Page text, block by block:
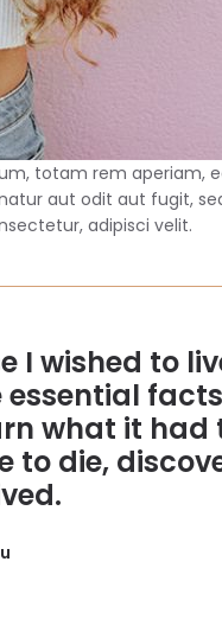
totam rem aperiam,
aut odit aut fugit,
adipisci velit.
I wished to
what it had
to die,